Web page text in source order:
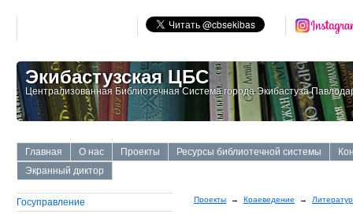
Экибастузская ЦБС
Централизованная Библиотечная Система города Экибастуза
Главная О нас Проекты Ресурсы библиотечной системы
Экранный диктор
Госуправление
Проекты → Краеведение →